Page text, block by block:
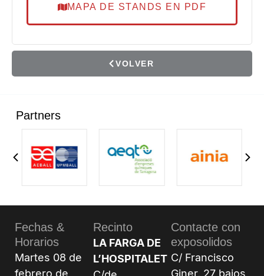
MAPA DE STANDS EN PDF
VOLVER
Partners
Fechas &
Horarios
Martes 08 de
febrero de
Recinto
LA FARGA DE
L’HOSPITALET
Contacte con
exposolidos
C/ Francisco
Giner, 27 bajos